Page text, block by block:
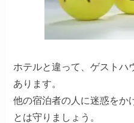
ホテルと違って、ゲストハ
あります。
他の宿泊者の人に迷惑をか
とは守りましょう。